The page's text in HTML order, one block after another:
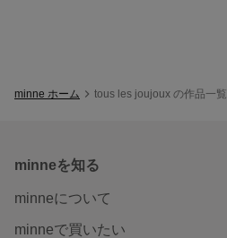
minne ホーム tous les joujoux の作品一覧
minneを知る
minneについて
minneで買いたい